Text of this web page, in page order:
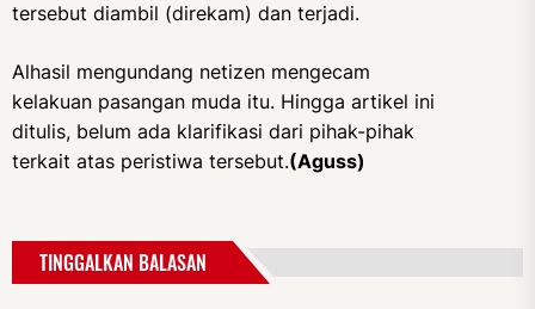
tersebut diambil (direkam) dan terjadi.
Alhasil mengundang netizen mengecam
kelakuan pasangan muda itu. Hingga artikel ini
ditulis, belum ada klarifikasi dari pihak-pihak
terkait atas peristiwa tersebut.(Aguss)
TINGGALKAN BALASAN